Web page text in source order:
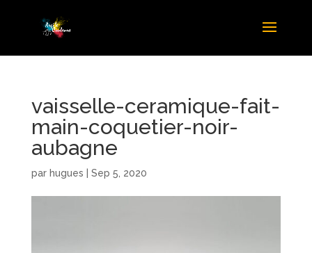
vaisselle-ceramique-fait-
main-coquetier-noir-
aubagne
par hugues Sep 5, 2020